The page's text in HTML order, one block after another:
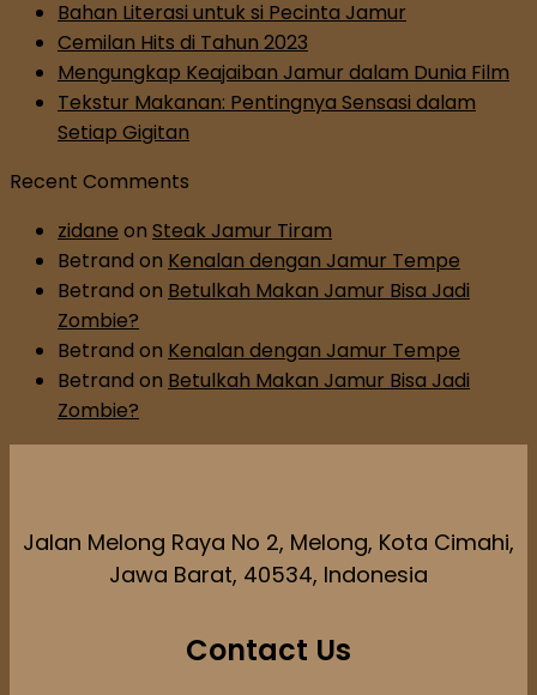
Bahan Literasi untuk si Pecinta Jamur
Cemilan Hits di Tahun 2023
Mengungkap Keajaiban Jamur dalam Dunia Film
Tekstur Makanan: Pentingnya Sensasi dalam
Setiap Gigitan
Recent Comments
zidane on Steak Jamur Tiram
Betrand on Kenalan dengan Jamur Tempe
Betrand on Betulkah Makan Jamur Bisa Jadi
Zombie?
Betrand on Kenalan dengan Jamur Tempe
Betrand on Betulkah Makan Jamur Bisa Jadi
Zombie?
Jalan Melong Raya No 2, Melong, Kota Cimahi,
Jawa Barat, 40534, Indonesia
Contact Us